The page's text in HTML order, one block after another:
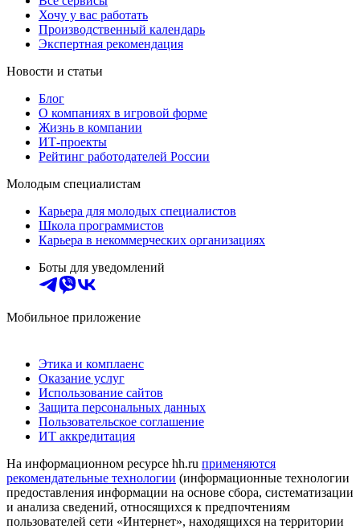
Хочу у вас работать
Производственный календарь
Экспертная рекомендация
Новости и статьи
Блог
О компаниях в игровой форме
Жизнь в компании
ИТ-проекты
Рейтинг работодателей России
Молодым специалистам
Карьера для молодых специалистов
Школа программистов
Карьера в некоммерческих организациях
Боты для уведомлений
Мобильное приложение
Этика и комплаенс
Оказание услуг
Использование сайтов
Защита персональных данных
Пользовательское соглашение
ИТ аккредитация
На информационном ресурсе hh.ru применяются
рекомендательные технологии (информационные технологии
предоставления информации на основе сбора, систематизации
и анализа сведений, относящихся к предпочтениям
пользователей сети «Интернет», находящихся на территории